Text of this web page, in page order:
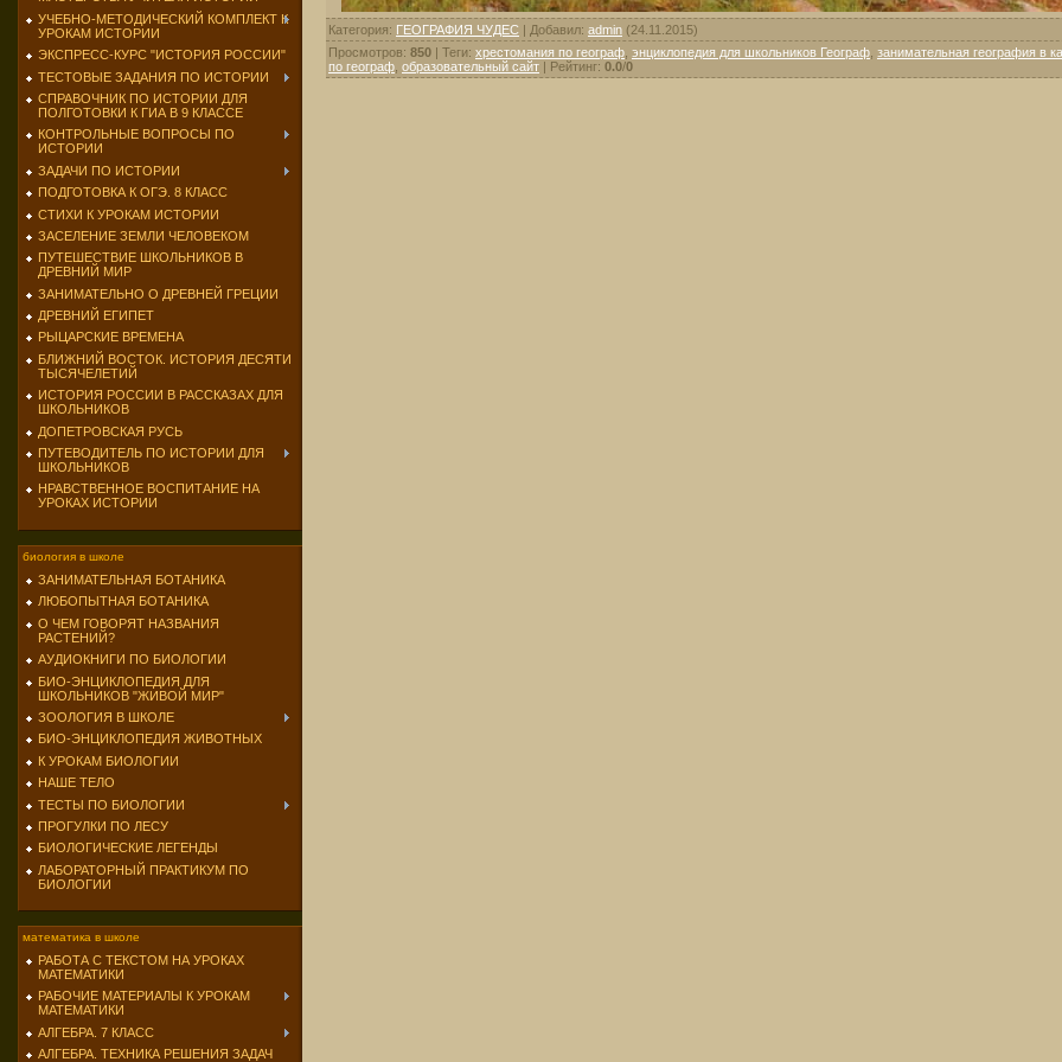
УЧЕБНО-МЕТОДИЧЕСКИЙ КОМПЛЕКТ К
УРОКАМ ИСТОРИИ
ЭКСПРЕСС-КУРС "ИСТОРИЯ РОССИИ"
ТЕСТОВЫЕ ЗАДАНИЯ ПО ИСТОРИИ
СПРАВОЧНИК ПО ИСТОРИИ ДЛЯ
ПОЛГОТОВКИ К ГИА В 9 КЛАССЕ
КОНТРОЛЬНЫЕ ВОПРОСЫ ПО
ИСТОРИИ
ЗАДАЧИ ПО ИСТОРИИ
ПОДГОТОВКА К ОГЭ. 8 КЛАСС
СТИХИ К УРОКАМ ИСТОРИИ
ЗАСЕЛЕНИЕ ЗЕМЛИ ЧЕЛОВЕКОМ
ПУТЕШЕСТВИЕ ШКОЛЬНИКОВ В
ДРЕВНИЙ МИР
ЗАНИМАТЕЛЬНО О ДРЕВНЕЙ ГРЕЦИИ
ДРЕВНИЙ ЕГИПЕТ
РЫЦАРСКИЕ ВРЕМЕНА
БЛИЖНИЙ ВОСТОК. ИСТОРИЯ ДЕСЯТИ
ТЫСЯЧЕЛЕТИЙ
ИСТОРИЯ РОССИИ В РАССКАЗАХ ДЛЯ
ШКОЛЬНИКОВ
ДОПЕТРОВСКАЯ РУСЬ
ПУТЕВОДИТЕЛЬ ПО ИСТОРИИ ДЛЯ
ШКОЛЬНИКОВ
НРАВСТВЕННОЕ ВОСПИТАНИЕ НА
УРОКАХ ИСТОРИИ
биология в школе
ЗАНИМАТЕЛЬНАЯ БОТАНИКА
ЛЮБОПЫТНАЯ БОТАНИКА
О ЧЕМ ГОВОРЯТ НАЗВАНИЯ
РАСТЕНИЙ?
АУДИОКНИГИ ПО БИОЛОГИИ
БИО-ЭНЦИКЛОПЕДИЯ ДЛЯ
ШКОЛЬНИКОВ "ЖИВОЙ МИР"
ЗООЛОГИЯ В ШКОЛЕ
БИО-ЭНЦИКЛОПЕДИЯ ЖИВОТНЫХ
К УРОКАМ БИОЛОГИИ
НАШЕ ТЕЛО
ТЕСТЫ ПО БИОЛОГИИ
ПРОГУЛКИ ПО ЛЕСУ
БИОЛОГИЧЕСКИЕ ЛЕГЕНДЫ
ЛАБОРАТОРНЫЙ ПРАКТИКУМ ПО
БИОЛОГИИ
математика в школе
РАБОТА С ТЕКСТОМ НА УРОКАХ
МАТЕМАТИКИ
РАБОЧИЕ МАТЕРИАЛЫ К УРОКАМ
МАТЕМАТИКИ
АЛГЕБРА. 7 КЛАСС
АЛГЕБРА. ТЕХНИКА РЕШЕНИЯ ЗАДАЧ
Категория: ГЕОГРАФИЯ ЧУДЕС | Добавил: admin (24.11.2015)
Просмотров: 850 | Теги: хрестомания по географ энциклопедия для школьников Географ занимательная география в
по географ образовательный сайт | Рейтинг: 0.0/0